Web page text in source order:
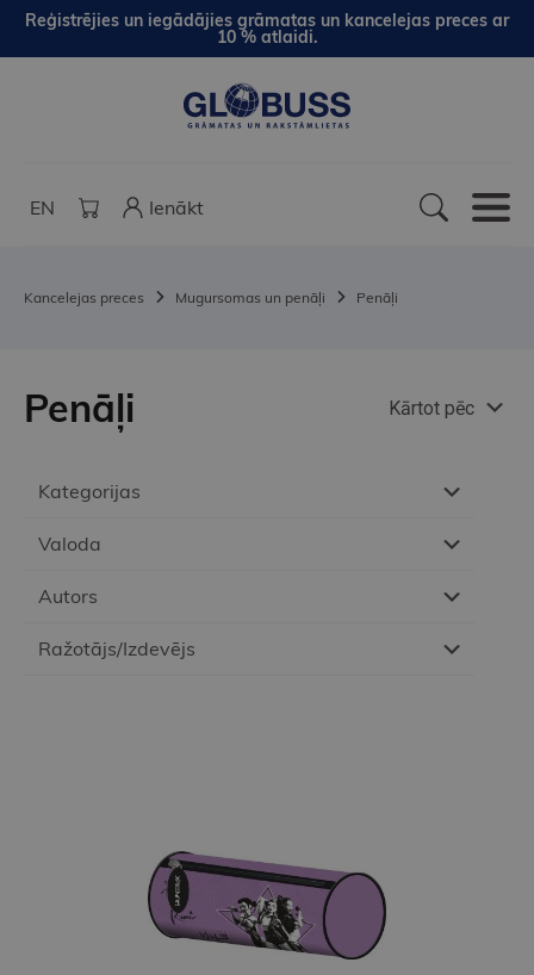
Reģistrējies un iegādājies grāmatas un kancelejas preces ar
10 % atlaidi.
EN Ienākt
Kancelejas preces Mugursomas un penāļi Penāļi
Kategorijas
Valoda
Autors
Ražotājs/Izdevējs
Penāļi Kārtot pēc